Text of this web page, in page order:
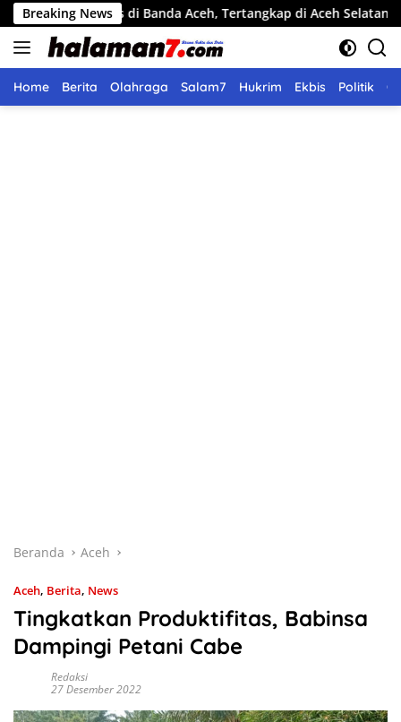
Langsung
ke
konten
Breaking News
di Banda Aceh, Tertangkap di Aceh Selatan Pemko
Home Berita Olahraga Salam7 Hukrim Ekbis Politik
Beranda Aceh
Aceh, Berita, News
Tingkatkan Produktifitas, Babinsa
Dampingi Petani Cabe
Redaksi
27 Desember 2022